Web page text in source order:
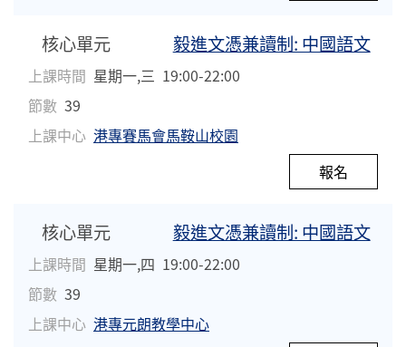
核心單元 毅進文憑兼讀制: 中國語文
上課時間 星期一,三 19:00-22:00
節數 39
上課中心 港專賽馬會馬鞍山校園
報名
核心單元 毅進文憑兼讀制: 中國語文
上課時間 星期一,四 19:00-22:00
節數 39
上課中心 港專元朗教學中心